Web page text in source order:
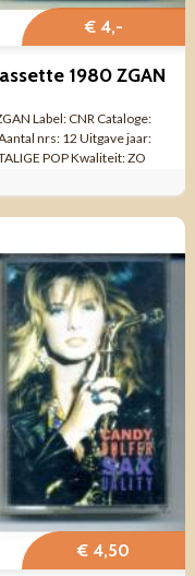
€ 4,-
1980 ZGAN
Label: CNR Cataloge:
nrs: 12 Uitgave jaar:
POP Kwaliteit: ZO
€ 4,50